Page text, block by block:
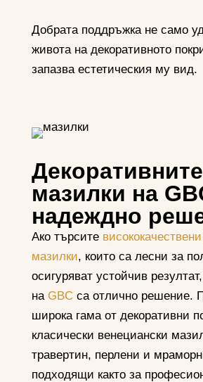
Добрата поддръжка не само
живота на декоративното
запазва естетическия му вид.
Декоративните
мазилки на
надеждно
Ако търсите
мазилки, които са лесни за
осигуряват устойчив
на GBCса отлично решение.
широка гама от декоративни
класически венециански
травертин, перлени и
подходящи както за